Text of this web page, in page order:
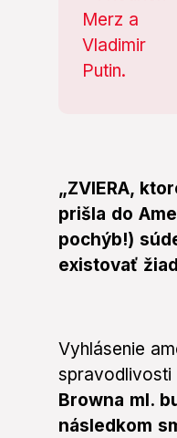
„ZVIERA,
prišla do
pochýb!)
existovať
Vyhlásenie
spravodlivosti
Browna ml.
následkom